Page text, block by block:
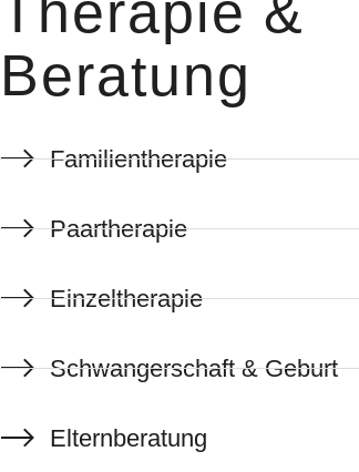
Beratung
Familientherapie
Paartherapie
Einzeltherapie
Schwangerschaft & Geburt
Elternberatung